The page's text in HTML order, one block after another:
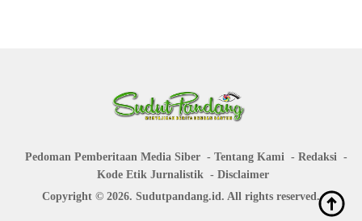
Pedoman Pemberitaan Media Siber Tentang Kami
Redaksi
Kode Etik Jurnalistik
Disclaimer
Copyright © 2026. Sudutpandang.id. All rights reserved.